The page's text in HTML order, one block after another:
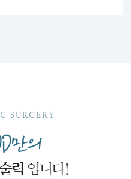
SURGERY
만의
력입니다!